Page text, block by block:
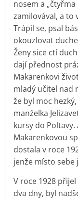
nosem a
zamilovával, a to
Trápil se, psal
okouzlovat
Ženy sice ctí
dají přednost
Makarenkovi
mladý učitel nad
že byl moc
manželka
kursy do
Makarenkovou
dostala v roce
jenže místo sebe
V roce 1928
dva dny, byl